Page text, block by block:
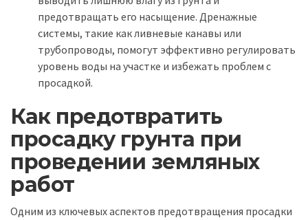
предотвращать его насыщение. Дренажные
системы, такие как ливневые канавы или
трубопроводы, помогут эффективно регулировать
уровень воды на участке и избежать проблем с
просадкой.
Как предотвратить
просадку грунта при
проведении земляных
работ
Одним из ключевых аспектов предотвращения просадки